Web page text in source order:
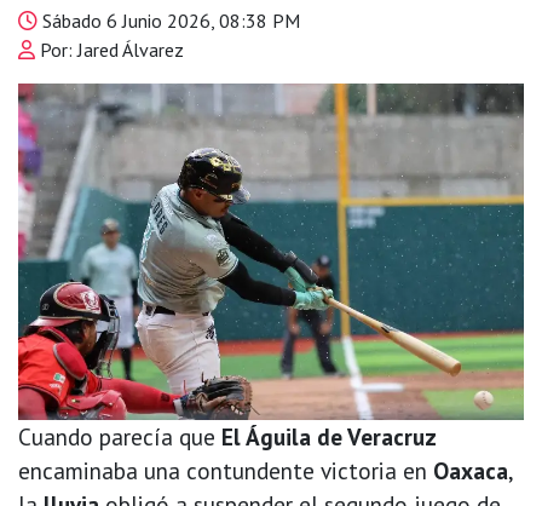
Sábado 6 Junio 2026, 08:38 PM
Por: Jared Álvarez
Cuando parecía que El Águila de Veracruz
encaminaba una contundente victoria en Oaxaca,